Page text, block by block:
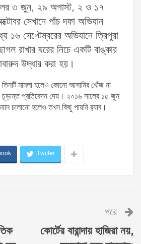
৩ জুন, ২৯ অগাস্ট, ২ ও ১৭
সেখানে পাঁচ দফা অভিযান
১৬ সেপ্টেম্বরের অভিযানে ত্রিপুরা
রাখার ঘরের নিচে একটি বাঙ্কার
উদ্ধার করা হয়।
মামলা হলেও কোনো আসামির খোঁজ না
চূড়ান্ত প্রতিবেদন দেয়। ২০১৬ সালের ১৫ জুন
চালানো হলেও তখন কিছু পায়নি র‌্যাব।
Twitter
পরে
কোর্টের বারান্দায় হাজিরা নয়,